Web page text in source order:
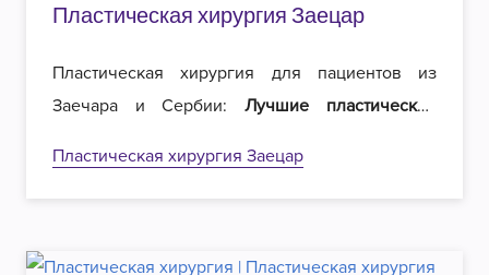
Пластическая хирургия Заецар
Пластическая хирургия для пациентов из
Заечара и Сербии: Лучшие пластические
операции. Добро пожаловать в Роял
эстетическую хирургию в Белграде!
Пластическая хирургия Заецар